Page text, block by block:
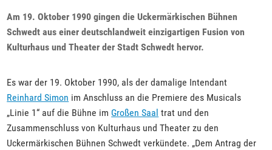
Am 19. Oktober 1990 gingen die Uckermärkischen Bühnen
Schwedt aus einer deutschlandweit einzigartigen Fusion von
Kulturhaus und Theater der Stadt Schwedt hervor.
Es war der 19. Oktober 1990, als der damalige Intendant
Reinhard Simon im Anschluss an die Premiere des Musicals
„Linie 1“ auf die Bühne im Großen Saal trat und den
Zusammenschluss von Kulturhaus und Theater zu den
Uckermärkischen Bühnen Schwedt verkündete. „Dem Antrag der